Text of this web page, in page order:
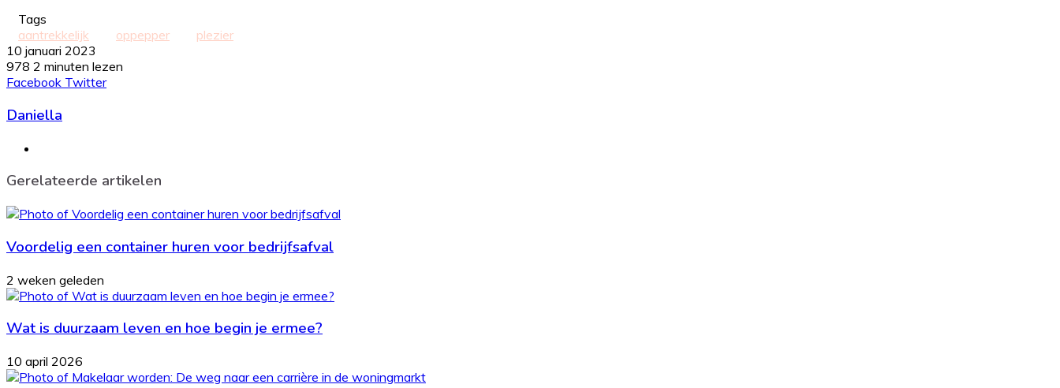
Tags
aantrekkelijk
oppepper
plezier
10 januari 2023
978 2 minuten lezen
Facebook TwitterLinkedIn
Tumblr
Pinterest
WhatsApp
Deel
Print
Daniella
Gerelateerde artikelen
Voordelig een container huren voor bedrijfsafval
2 weken geleden
Wat is duurzaam leven en hoe begin je ermee?
10 april 2026